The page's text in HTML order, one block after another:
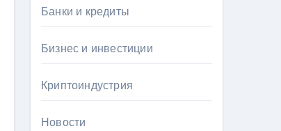
Банки и кредиты
Бизнес и инвестиции
Криптоиндустрия
Новости